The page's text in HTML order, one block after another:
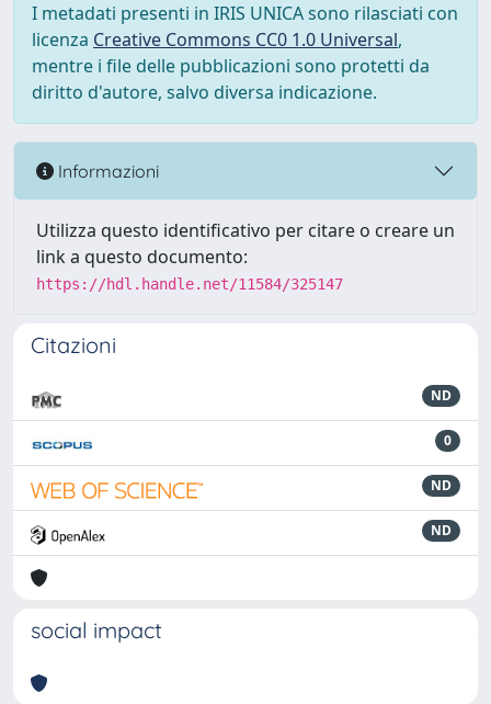
I metadati presenti in IRIS UNICA sono rilasciati con
licenza Creative Commons CC0 1.0 Universal,
mentre i file delle pubblicazioni sono protetti da
diritto d'autore, salvo diversa indicazione.
Informazioni
Utilizza questo identificativo per citare o creare un
link a questo documento:
https://hdl.handle.net/11584/325147
Citazioni
ND
0
ND
ND
social impact